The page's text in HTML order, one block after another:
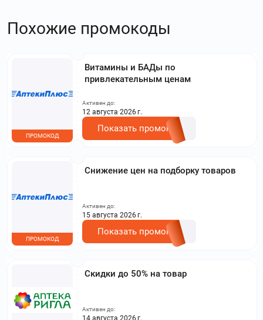
Похожие промокоды
Витамины и БАДы по
привлекательным ценам
ПРОМОКОД
Активен до:
12 августа 2026 г.
Показать промокод
Снижение цен на подборку товаров
ПРОМОКОД
Активен до:
15 августа 2026 г.
Показать промокод
Скидки до 50% на товар
Активен до:
14 августа 2026 г.